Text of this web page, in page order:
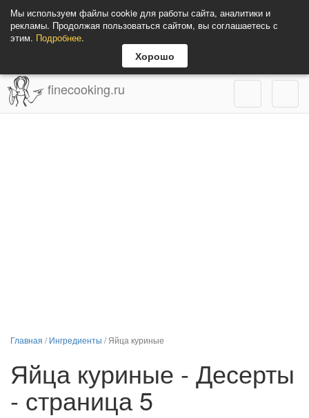
Мы используем файлы cookie для работы сайта, аналитики и
рекламы. Продолжая пользоваться сайтом, вы соглашаетесь с
этим. Подробнее.
Хорошо
finecooking.ru
Главная /Ингредиенты /Яйца куриные
Яйца куриные - Десерты
- страница 5